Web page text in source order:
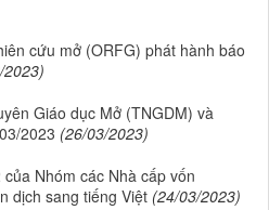
cứu mở (ORFG) phát hành báo
2023)
Giáo dục Mở (TNGDM) và
2023 (26/03/2023)
Nhóm các Nhà cấp vốn
dịch sang tiếng Việt (24/03/2023)